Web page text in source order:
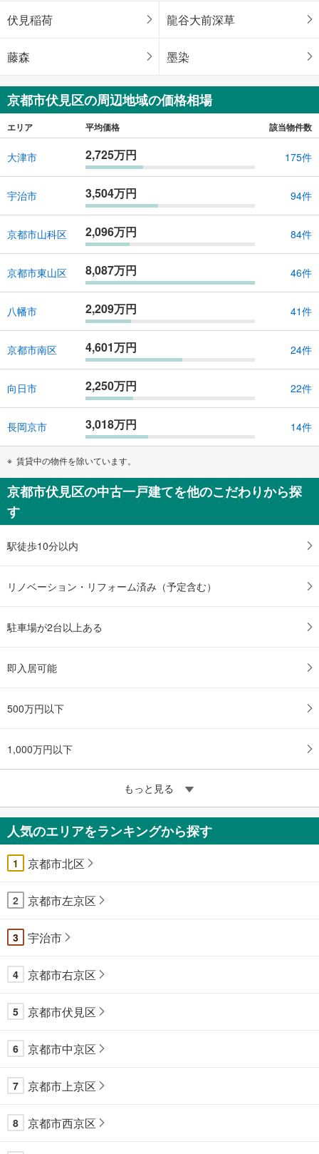
伏見稲荷 龍谷大前深草
藤森 墨染
京都市伏見区の周辺地域の価格相場
エリア 平均価格 該当物件数
大津市 2,725万円 175件
宇治市 3,504万円 94件
京都市山科区 2,096万円 84件
京都市東山区 8,087万円 46件
八幡市 2,209万円 41件
京都市南区 4,601万円 24件
向日市 2,250万円 22件
長岡京市 3,018万円 14件
賃貸中の物件を除いています。
京都市伏見区の中古一戸建てを他のこだわりから探
す
駅徒歩10分以内
リノベーション・リフォーム済み（予定含む）
駐車場が2台以上ある
即入居可能
500万円以下
1,000万円以下
もっと見る
人気のエリアをランキングから探す
1 京都市北区
2 京都市左京区
3 宇治市
4 京都市右京区
5 京都市伏見区
6 京都市中京区
7 京都市上京区
8 京都市西京区